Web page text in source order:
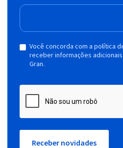
Você concorda com a política
receber informações
Gran.
Receber novidades